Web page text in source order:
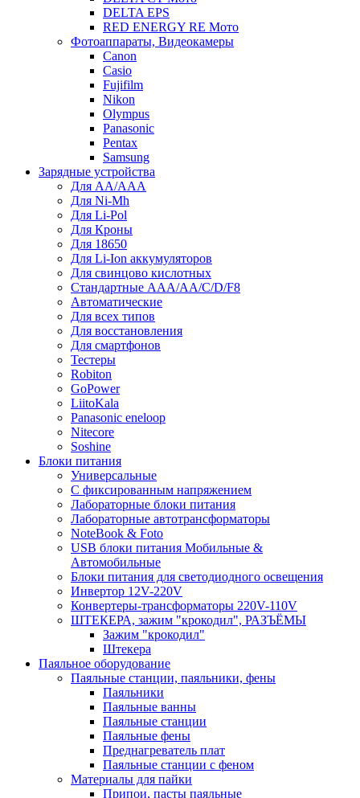
DELTA EPS
RED ENERGY RE Мото
Фотоаппараты, Видеокамеры
Canon
Casio
Fujifilm
Nikon
Olympus
Panasonic
Pentax
Samsung
Зарядные устройства
Для AA/AAA
Для Ni-Mh
Для Li-Pol
Для Кроны
Для 18650
Для Li-Ion аккумуляторов
Для свинцово кислотных
Стандартные ААА/АА/С/D/F8
Автоматические
Для всех типов
Для восстановления
Для смартфонов
Тестеры
Robiton
GoPower
LiitoKala
Panasonic eneloop
Nitecore
Soshine
Блоки питания
Универсальные
C фиксированным напряжением
Лабораторные блоки питания
Лабораторные автотрансформаторы
NoteBook & Foto
USB блоки питания Мобильные &
Автомобильные
Блоки питания для светодиодного освещения
Инвертор 12V-220V
Конвертеры-трансформаторы 220V-110V
ШТЕКЕРА, зажим "крокодил", РАЗЪЁМЫ
Зажим "крокодил"
Штекера
Паяльное оборудование
Паяльные станции, паяльники, фены
Паяльники
Паяльные ванны
Паяльные станции
Паяльные фены
Преднагреватель плат
Паяльные станции с феном
Материалы для пайки
Припои, пасты паяльные